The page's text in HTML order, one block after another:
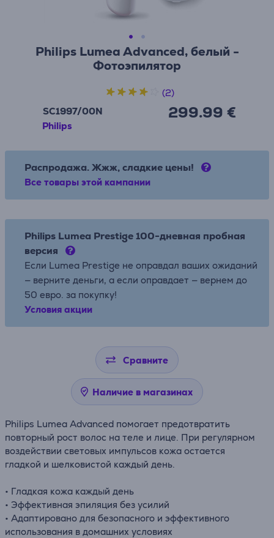
Philips Lumea Advanced, белый -
Фотоэпилятор
SC1997/00N
Philips
299.99 €
(2)
Распродажа. Жжж, сладкие цены!
Все товары этой кампании
Philips Lumea Prestige 100-дневная пробная
версия
Если Lumea Prestige не оправдал ваших ожиданий
— верните деньги, а если оправдает — вернем до
50 евро. за покупку!
Условия акции
Сравните
Наличие в магазинах
Philips Lumea Advanced помогает предотвратить
повторный рост волос на теле и лице. При регулярном
воздействии световых импульсов кожа остается
гладкой и шелковистой каждый день.
• Гладкая кожа каждый день
• Эффективная эпиляция без усилий
• Адаптировано для безопасного и эффективного
использования в домашних условиях